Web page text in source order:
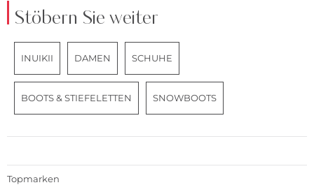
Stöbern Sie weiter
INUIKII DAMEN SCHUHE
BOOTS & STIEFELETTEN SNOWBOOTS
Topmarken